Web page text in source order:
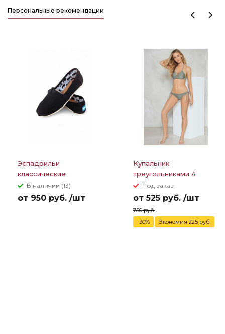
Персональные рекомендации
Эспадрильи
классические
парусиновые TOMS
В наличии (13)
от 950 руб. /шт
Купальник
треугольниками 4
полоски между грудей
Под заказ
от 525 руб. /шт
750 руб.
-30%
Экономия 225 руб.